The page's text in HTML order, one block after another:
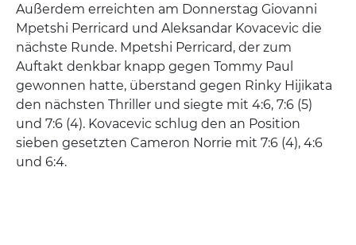
Außerdem erreichten am Donnerstag Giovanni
Mpetshi Perricard und Aleksandar Kovacevic die
nächste Runde. Mpetshi Perricard, der zum
Auftakt denkbar knapp gegen Tommy Paul
gewonnen hatte, überstand gegen Rinky Hijikata
den nächsten Thriller und siegte mit 4:6, 7:6 (5)
und 7:6 (4). Kovacevic schlug den an Position
sieben gesetzten Cameron Norrie mit 7:6 (4), 4:6
und 6:4.